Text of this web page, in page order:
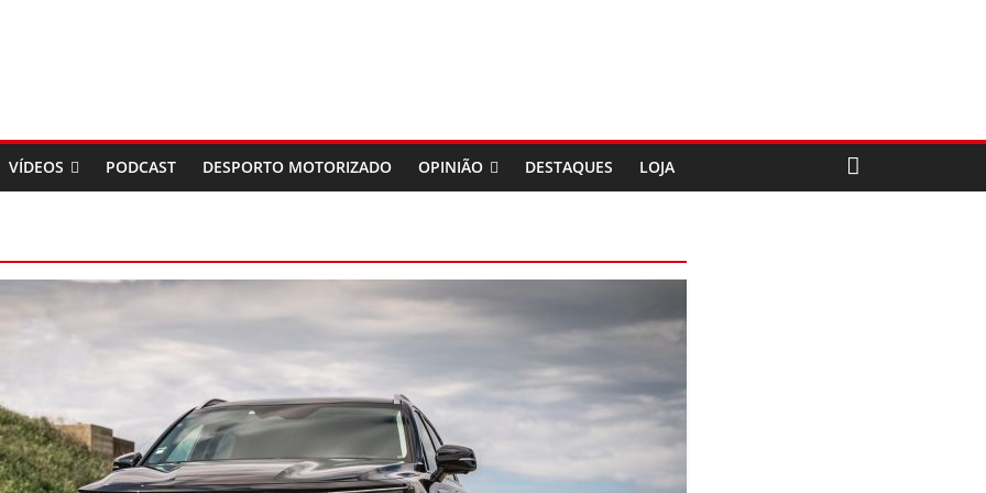
VÍDEOS PODCAST DESPORTO MOTORIZADO OPINIÃO DESTAQUES LOJA